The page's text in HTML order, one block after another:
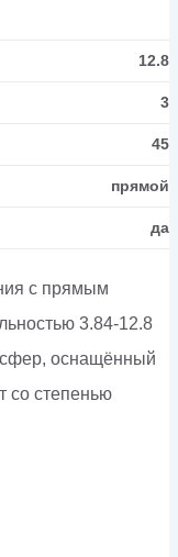
12.8
3
45
прямой
да
с прямым
3.84-12.8
оснащённый
со степенью